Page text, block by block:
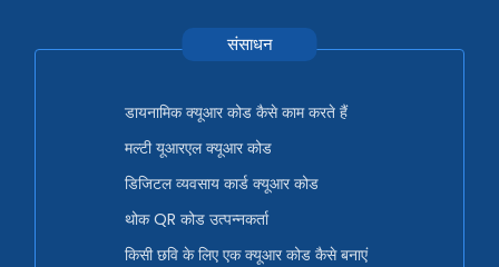
संसाधन
डायनामिक क्यूआर कोड कैसे काम करते हैं
मल्टी यूआरएल क्यूआर कोड
डिजिटल व्यवसाय कार्ड क्यूआर कोड
थोक QR कोड उत्पन्नकर्ता
किसी छवि के लिए एक क्यूआर कोड कैसे बनाएं